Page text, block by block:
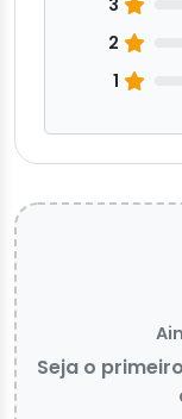
2
1
Seja o